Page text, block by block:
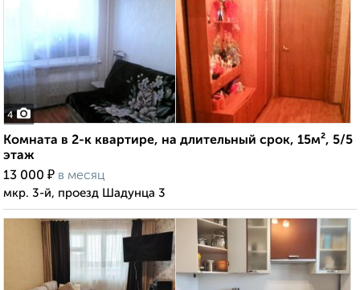
4
Комната в 2-к квартире, на длительный срок, 15м², 5/5
этаж
13 000 ₽ в месяц
мкр. 3-й, проезд Шадунца 3